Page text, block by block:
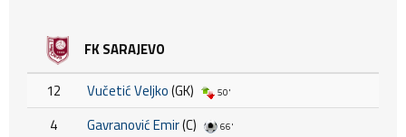
FK SARAJEVO
12 Vučetić Veljko(GK) 50'
4 Gavranović Emir(C) 66'